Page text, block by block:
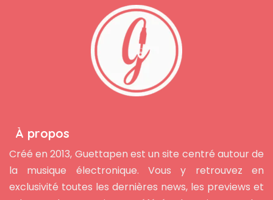
À propos
Créé en 2013, Guettapen est un site centré autour de
la musique électronique. Vous y retrouvez en
exclusivité toutes les dernières news, les previews et